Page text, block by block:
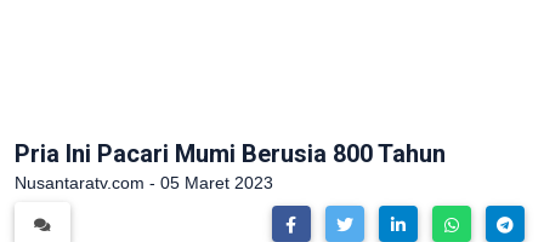
Pria Ini Pacari Mumi Berusia 800 Tahun
Nusantaratv.com - 05 Maret 2023